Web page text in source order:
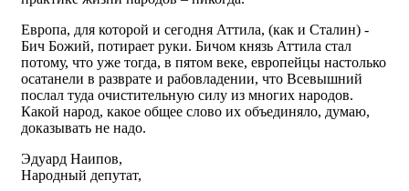
Европа, для которой и сегодня Аттила, (как и Сталин) -
Бич Божий, потирает руки. Бичом князь Аттила стал
потому, что уже тогда, в пятом веке, европейцы настолько
осатанели в разврате и рабовладении, что Всевышний
послал туда очистительную силу из многих народов.
Какой народ, какое общее слово их объединяло, думаю,
доказывать не надо.
Эдуард Наипов,
Народный депутат,